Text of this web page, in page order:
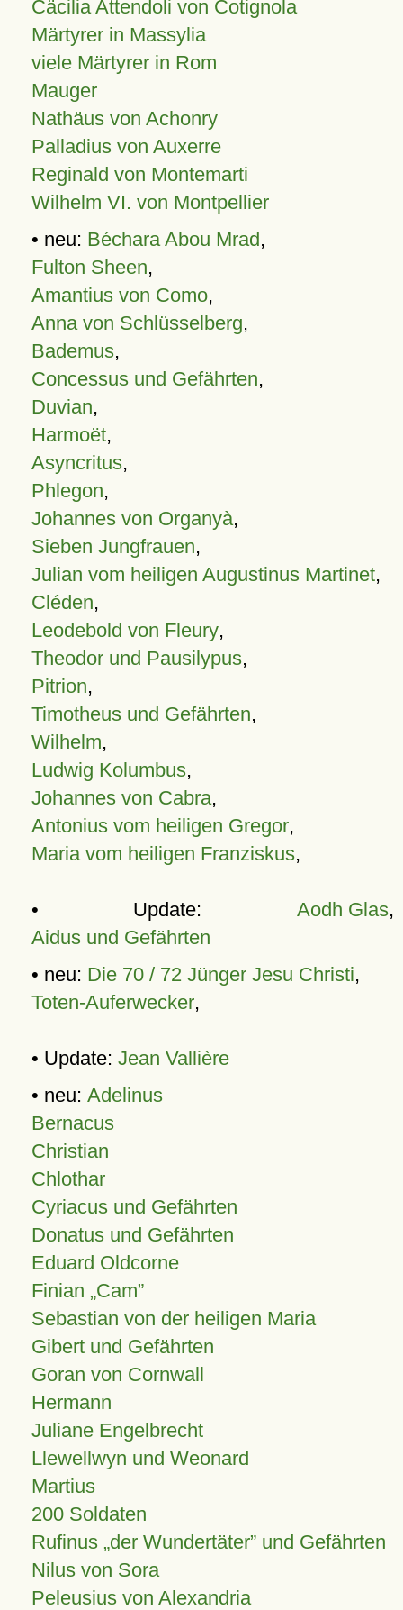
Cäcilia Attendoli von Cotignola
Märtyrer in Massylia
viele Märtyrer in Rom
Mauger
Nathäus von Achonry
Palladius von Auxerre
Reginald von Montemarti
Wilhelm VI. von Montpellier
• neu: Béchara Abou Mrad,
Fulton Sheen,
Amantius von Como,
Anna von Schlüsselberg,
Bademus,
Concessus und Gefährten,
Duvian,
Harmoët,
Asyncritus,
Phlegon,
Johannes von Organyà,
Sieben Jungfrauen,
Julian vom heiligen Augustinus Martinet,
Cléden,
Leodebold von Fleury,
Theodor und Pausilypus,
Pitrion,
Timotheus und Gefährten,
Wilhelm,
Ludwig Kolumbus,
Johannes von Cabra,
Antonius vom heiligen Gregor,
Maria vom heiligen Franziskus,
• Update: Aodh Glas,
Aidus und Gefährten
• neu: Die 70 / 72 Jünger Jesu Christi,
Toten-Auferwecker,
• Update: Jean Vallière
• neu: Adelinus
Bernacus
Christian
Chlothar
Cyriacus und Gefährten
Donatus und Gefährten
Eduard Oldcorne
Finian Cam
Sebastian von der heiligen Maria
Gibert und Gefährten
Goran von Cornwall
Hermann
Juliane Engelbrecht
Llewellwyn und Weonard
Martius
200 Soldaten
Rufinus „der Wundertäter” und Gefährten
Nilus von Sora
Peleusius von Alexandria